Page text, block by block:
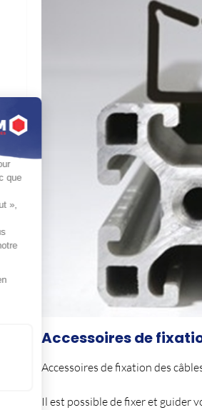
Accessoires de
Accessoires de fixation des
Il est possible de fixer et guider